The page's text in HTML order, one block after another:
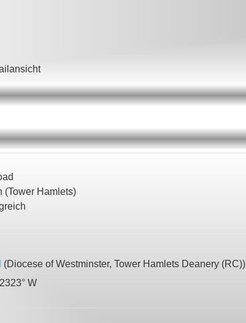
(Tower Hamlets)
(Diocese of Westminster, Tower Hamlets Deanery (RC))
W